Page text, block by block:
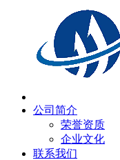
公司简介
荣誉资质
企业文化
联系我们